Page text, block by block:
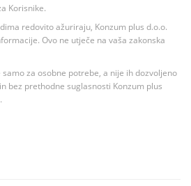
Korisnike.
redovito ažuriraju, Konzum plus d.o.o.
Ovo ne utječe na vaša zakonska
za osobne potrebe, a nije ih dozvoljeno
bez prethodne suglasnosti Konzum plus